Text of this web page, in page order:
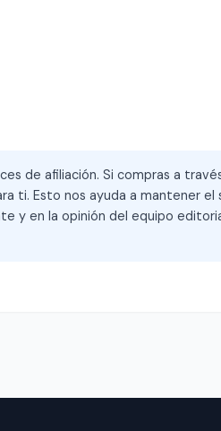
de afiliación. Si compras a
ti. Esto nos ayuda a mantener el
y en la opinión del equipo